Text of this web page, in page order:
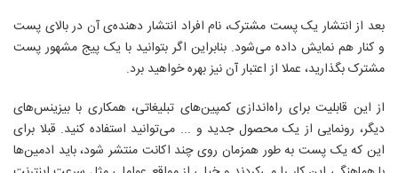
بعد از انتشار یک پست مشترک، نام افراد انتشار دهنده‌ی آن در بالای پست
و کنار هم نمایش داده می‌شود. بنابراین اگر بتوانید با یک پیج مشهور پست
مشترک بگذارید، عملا از اعتبار آن نیز بهره خواهید برد.
از این قابلیت برای راه‌اندازی کمپین‌های تبلیغاتی، همکاری با بیزینس‌های
دیگر، رونمایی از یک محصول جدید و ... می‌توانید استفاده کنید. قبلا برای
این که یک پست به طور همزمان روی چند اکانت منتشر شود، باید ادمین‌ها